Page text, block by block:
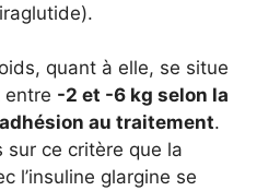
quant à elle, se situe
entre -2 et -6 kg selon la
au traitement.
sur ce critère que la
l’insuline glargine se